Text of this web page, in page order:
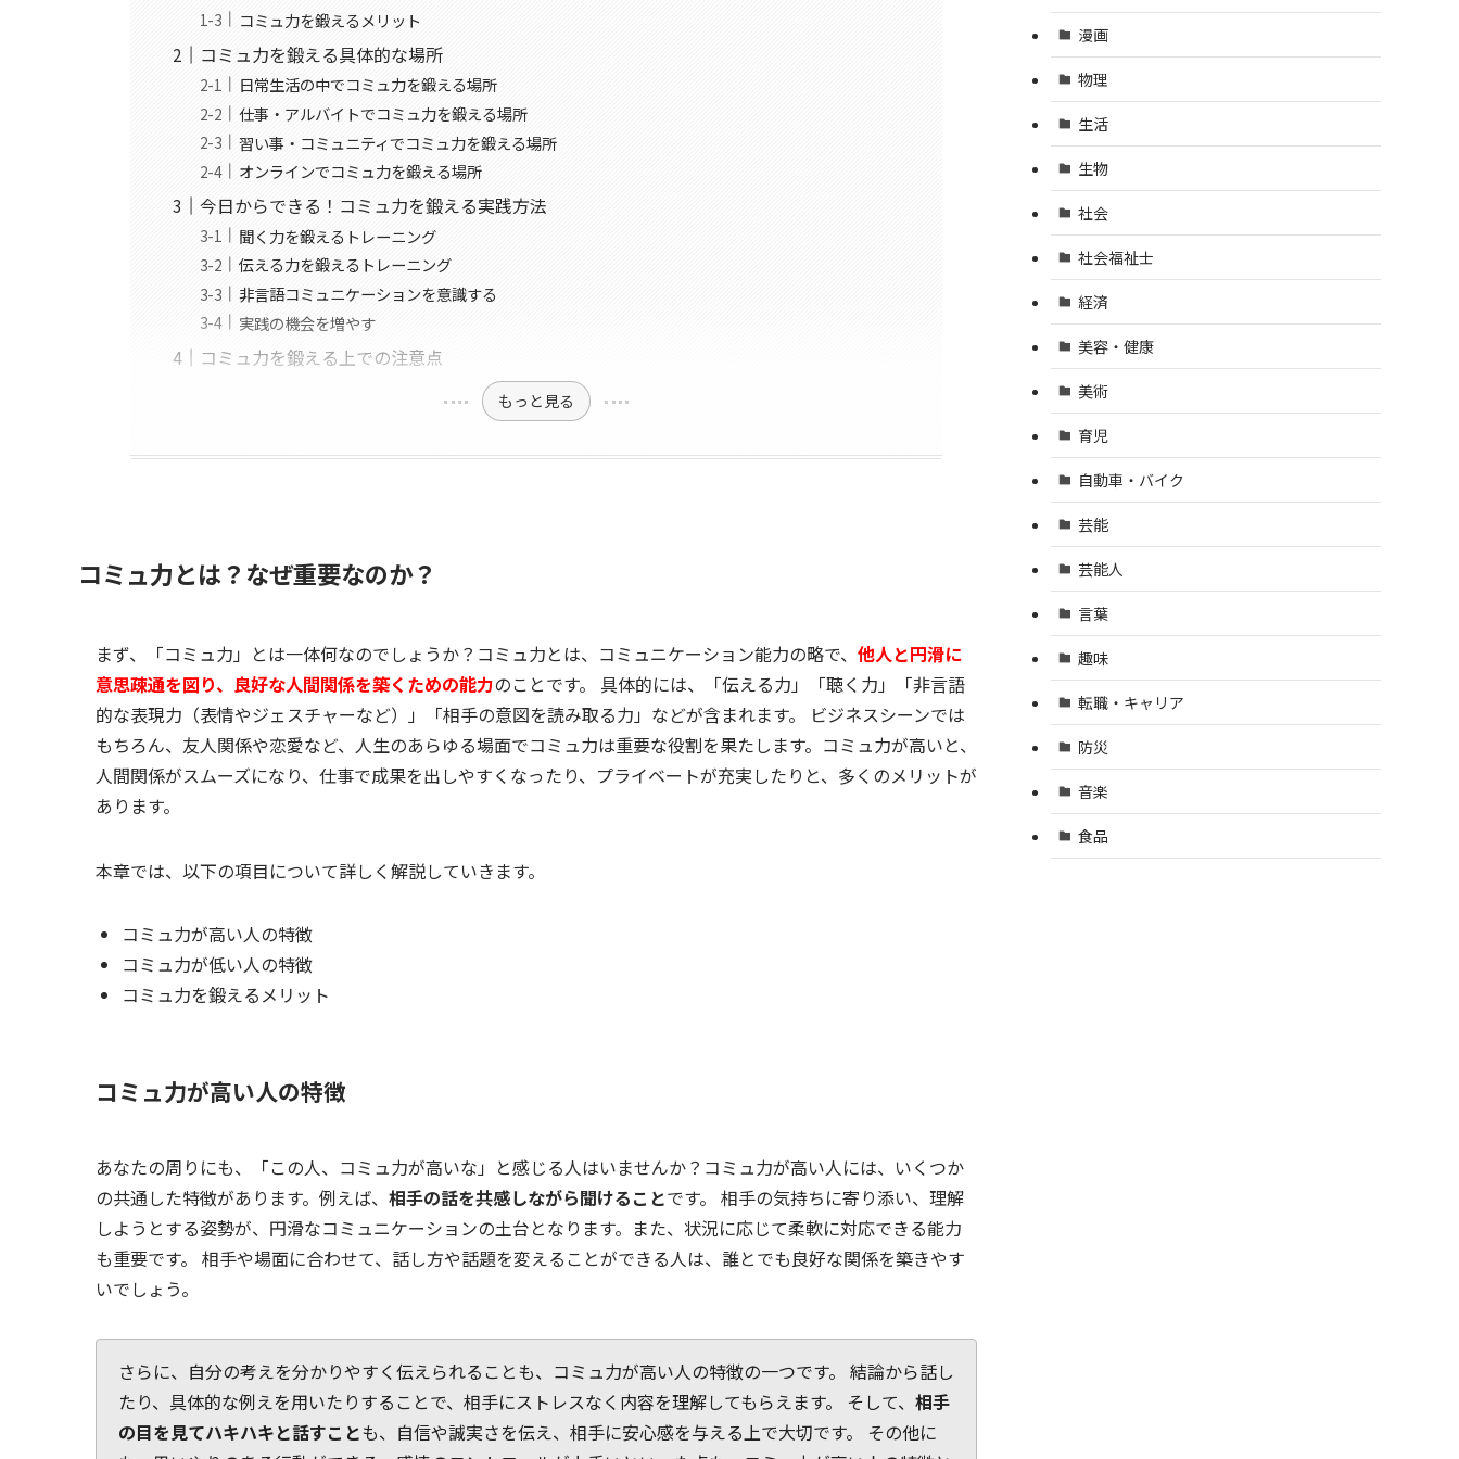
コミュ力を鍛えるメリット
コミュ力を鍛える具体的な場所
日常生活の中でコミュ力を鍛える場所
仕事・アルバイトでコミュ力を鍛える場所
習い事・コミュニティでコミュ力を鍛える場所
オンラインでコミュ力を鍛える場所
今日からできる！コミュ力を鍛える実践方法
聞く力を鍛えるトレーニング
伝える力を鍛えるトレーニング
非言語コミュニケーションを意識する
実践の機会を増やす
コミュ力を鍛える上での注意点
もっと見る
コミュ力とは？なぜ重要なのか？
まず、「コミュ力」とは一体何なのでしょうか？コミュ力とは、コミュニケーション能力の略で、 他人と円滑に
意思疎通を図り、良好な人間関係を築くための能力のことです。 具体的には、「伝える力」「聴く力」「非言語
的な表現力（表情やジェスチャーなど）」「相手の意図を読み取る力」などが含まれます。 ビジネスシーンでは
もちろん、友人関係や恋愛など、人生のあらゆる場面でコミュ力は重要な役割を果たします。コミュ力が高いと、
人間関係がスムーズになり、仕事で成果を出しやすくなったり、プライベートが充実したりと、多くのメリットが
あります。
本章では、以下の項目について詳しく解説していきます。
コミュ力が高い人の特徴
コミュ力が低い人の特徴
コミュ力を鍛えるメリット
コミュ力が高い人の特徴
あなたの周りにも、「この人、コミュ力が高いな」と感じる人はいませんか？コミュ力が高い人には、いくつか
の共通した特徴があります。例えば、 相手の話を共感しながら聞けることです。 相手の気持ちに寄り添い、理解
しようとする姿勢が、円滑なコミュニケーションの土台となります。また、状況に応じて柔軟に対応できる能力
も重要です。 相手や場面に合わせて、話し方や話題を変えることができる人は、誰とでも良好な関係を築きやす
いでしょう。
さらに、自分の考えを分かりやすく伝えられることも、コミュ力が高い人の特徴の一つです。 結論から話し
たり、具体的な例えを用いたりすることで、相手にストレスなく内容を理解してもらえます。 そして、 相手
の目を見てハキハキと話すことも、自信や誠実さを伝え、相手に安心感を与える上で大切です。 その他に
漫画
物理
生活
生物
社会
社会福祉士
経済
美容・健康
美術
育児
自動車・バイク
芸能
芸能人
言葉
趣味
転職・キャリア
防災
音楽
食品